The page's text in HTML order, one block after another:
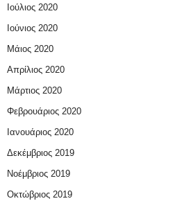
Ιούλιος 2020
Ιούνιος 2020
Μάιος 2020
Απρίλιος 2020
Μάρτιος 2020
Φεβρουάριος 2020
Ιανουάριος 2020
Δεκέμβριος 2019
Νοέμβριος 2019
Οκτώβριος 2019